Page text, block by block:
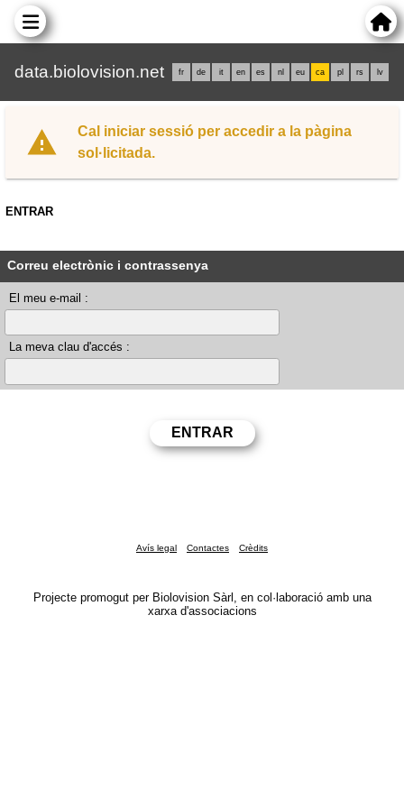
data.biolovision.net fr de it en es nl eu ca pl rs lv
Cal iniciar sessió per accedir a la pàgina
sol·licitada.
ENTRAR
Correu electrònic i contrassenya
El meu e-mail :
La meva clau d'accés :
Avís legal Contactes Crèdits
Projecte promogut per Biolovision Sàrl, en col·laboració amb una
xarxa d'associacions